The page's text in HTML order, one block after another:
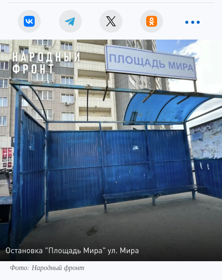
Фото: Народный фронт